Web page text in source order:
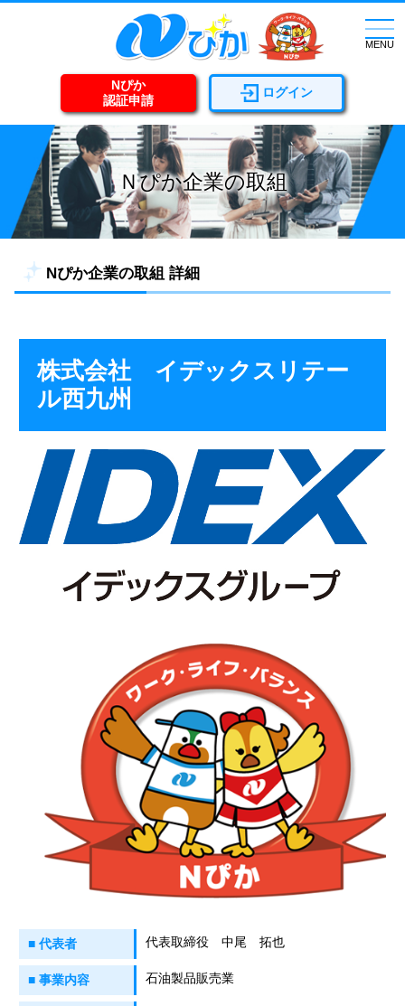
Nぴか
認証申請
ログイン
MENU
Ｎぴか企業の取組
Nぴか企業の取組 詳細
株式会社 イデックスリテー
ル西九州
■ 代表者 代表取締役 中尾 拓也
■ 事業内容 石油製品販売業